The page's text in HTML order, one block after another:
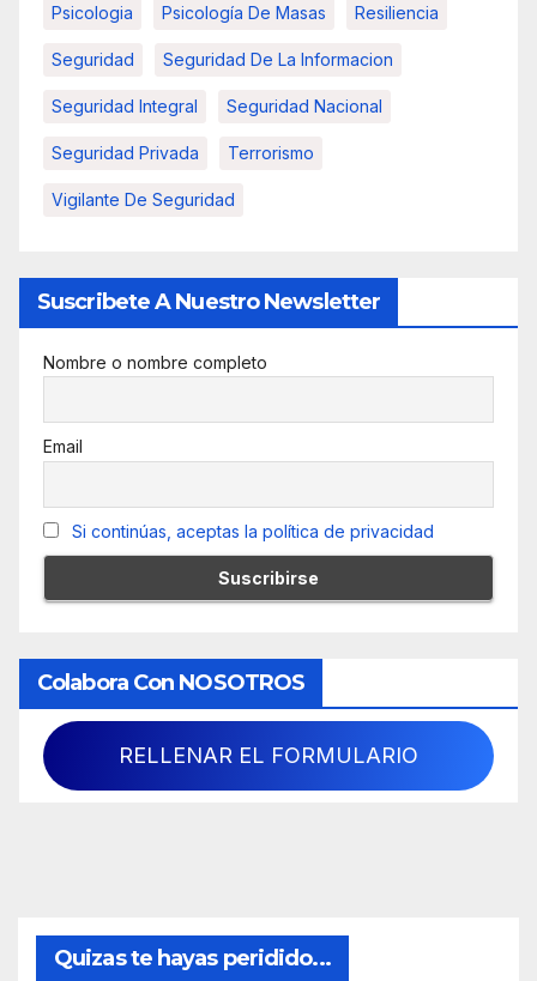
Psicologia Psicología De Masas Resiliencia
Seguridad Seguridad De La Informacion
Seguridad Integral Seguridad Nacional
Seguridad Privada Terrorismo
Vigilante De Seguridad
Suscribete A Nuestro Newsletter
Nombre o nombre completo
Email
Si continúas, aceptas la política de privacidad
Colabora Con NOSOTROS
RELLENAR EL FORMULARIO
Quizas te hayas peridido...